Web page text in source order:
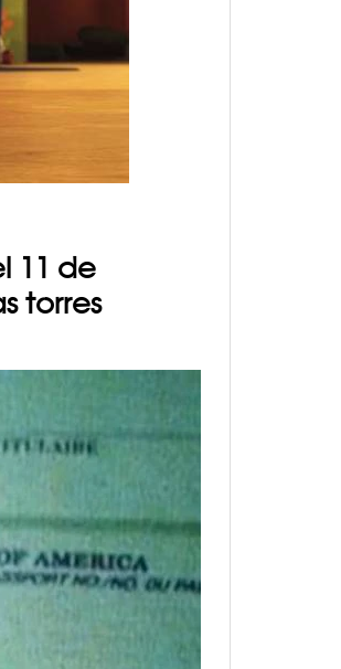
11 de
torres